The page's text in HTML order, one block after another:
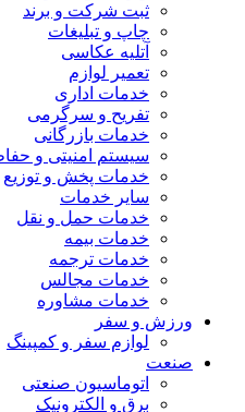
ثبت شرکت و برند
چاپ و تبلیغات
آتلیه عکاسی
تعمیر لوازم
خدمات اداری
تفریح و سرگرمی
خدمات بازرگانی
سیستم امنیتی و
خدمات پخش و توزیع
سایر خدمات
خدمات حمل و نقل
خدمات بیمه
خدمات ترجمه
خدمات مجالس
خدمات مشاوره
ورزش و سفر
لوازم سفر و کمپینگ
صنعت
اتوماسیون صنعتی
برق و الکترونیک